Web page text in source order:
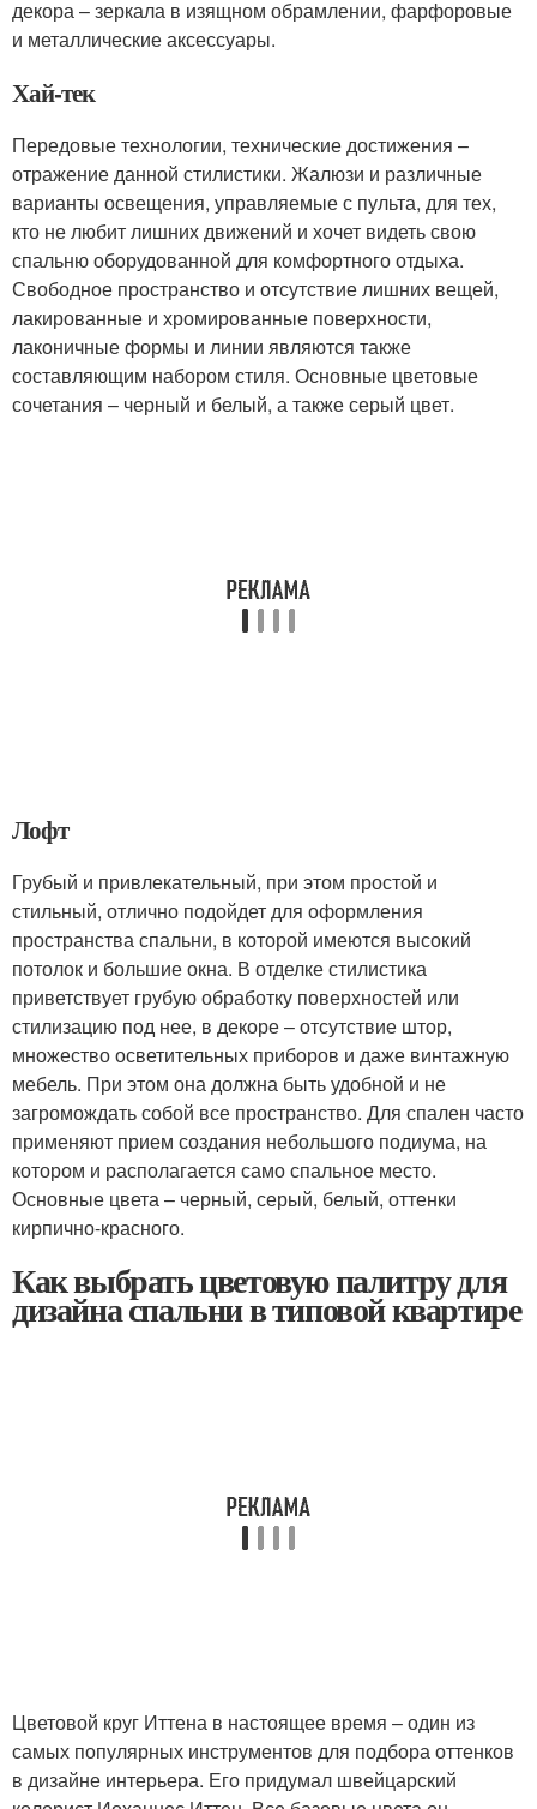
декора – зеркала в изящном обрамлении, фарфоровые
и металлические аксессуары.
Хай-тек
Передовые технологии, технические достижения –
отражение данной стилистики. Жалюзи и различные
варианты освещения, управляемые с пульта, для тех,
кто не любит лишних движений и хочет видеть свою
спальню оборудованной для комфортного отдыха.
Свободное пространство и отсутствие лишних вещей,
лакированные и хромированные поверхности,
лаконичные формы и линии являются также
составляющим набором стиля. Основные цветовые
сочетания – черный и белый, а также серый цвет.
Лофт
Грубый и привлекательный, при этом простой и
стильный, отлично подойдет для оформления
пространства спальни, в которой имеются высокий
потолок и большие окна. В отделке стилистика
приветствует грубую обработку поверхностей или
стилизацию под нее, в декоре – отсутствие штор,
множество осветительных приборов и даже винтажную
мебель. При этом она должна быть удобной и не
загромождать собой все пространство. Для спален часто
применяют прием создания небольшого подиума, на
котором и располагается само спальное место.
Основные цвета – черный, серый, белый, оттенки
кирпично-красного.
Как выбрать цветовую палитру для
дизайна спальни в типовой квартире
Цветовой круг Иттена в настоящее время – один из
самых популярных инструментов для подбора оттенков
в дизайне интерьера. Его придумал швейцарский